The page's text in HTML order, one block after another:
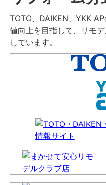
TOTO、DAIKEN、YKK
値向上を目指して、リモ
しています。